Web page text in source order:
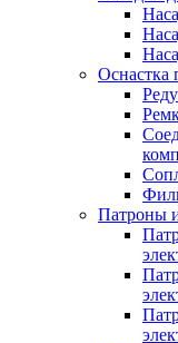
Оснастка
Патроны